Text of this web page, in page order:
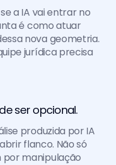
a IA vai entrar no
é como atuar
nova geometria.
jurídica precisa
ser opcional.
produzida por IA
flanco. Não só
manipulação